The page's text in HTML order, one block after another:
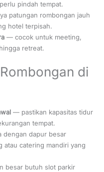
pindah tempat.
patungan rombongan jauh
hotel terpisah.
— cocok untuk meeting,
retreat.
di
— pastikan kapasitas tidur
tempat.
dengan dapur besar
atau catering mandiri yang
besar butuh slot parkir